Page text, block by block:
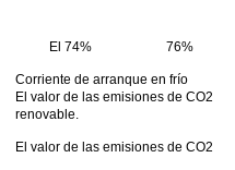
El 74% 76%
Corriente de arranque en frío
El valor de las emisiones de CO2
renovable.
El valor de las emisiones de CO2